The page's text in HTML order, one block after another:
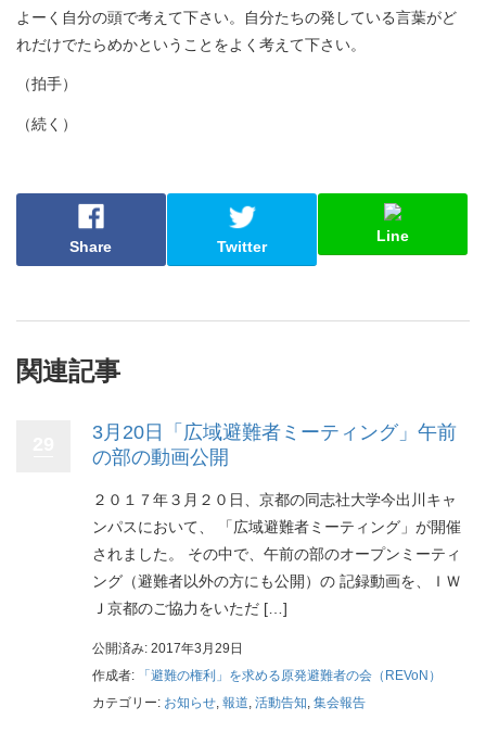
よーく自分の頭で考えて下さい。自分たちの発している言葉がど
れだけでたらめかということをよく考えて下さい。
（拍手）
（続く）
Share Twitter
Line
関連記事
3月20日「広域避難者ミーティング」午前
の部の動画公開
２０１７年３月２０日、京都の同志社大学今出川キャ
ンパスにおいて、 「広域避難者ミーティング」が開催
されました。 その中で、午前の部のオープンミーティ
ング（避難者以外の方にも公開）の 記録動画を、ＩＷ
Ｊ京都のご協力をいただ […]
公開済み: 2017年3月29日
作成者:
「避難の権利」を求める原発避難者の会（REVoN）
カテゴリー: お知らせ 報道 活動告知 集会報告